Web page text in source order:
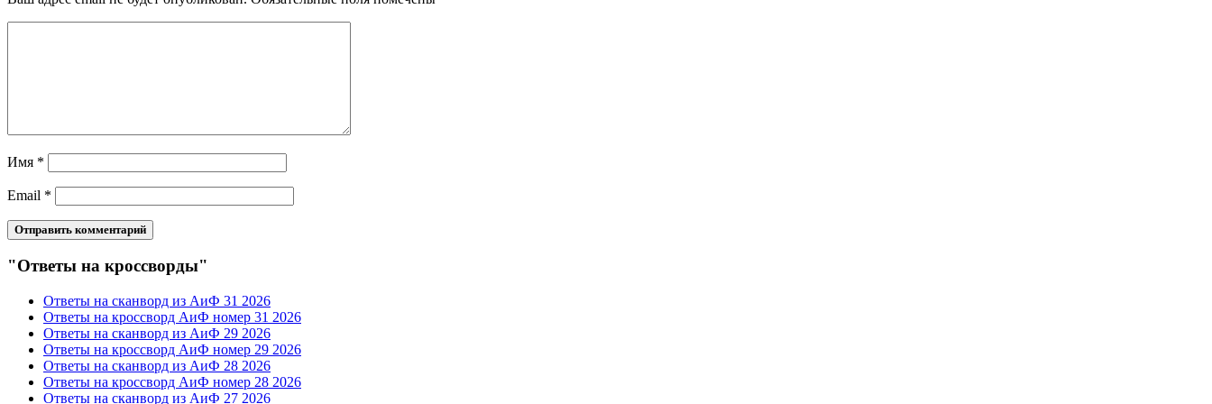
Имя *
Email *
"Ответы на кроссворды"
Ответы на сканворд из АиФ 31 2026
Ответы на кроссворд АиФ номер 31 2026
Ответы на сканворд из АиФ 29 2026
Ответы на кроссворд АиФ номер 29 2026
Ответы на сканворд из АиФ 28 2026
Ответы на кроссворд АиФ номер 28 2026
Ответы на сканворд из АиФ 27 2026